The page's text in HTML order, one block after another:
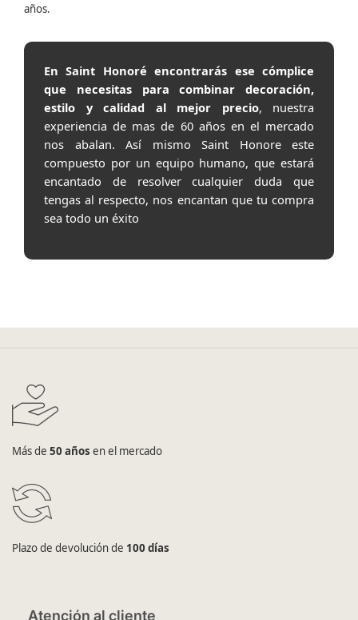
años.
En Saint Honoré encontrarás ese cómplice
que necesitas para combinar decoración,
estilo y calidad al mejor precio, nuestra
experiencia de mas de 60 años en el mercado
nos abalan. Así mismo Saint Honore este
compuesto por un equipo humano, que estará
encantado de resolver cualquier duda que
tengas al respecto, nos encantan que tu compra
sea todo un éxito
Más de 50 años en el mercado
Plazo de devolución de 100 días
Atención al cliente